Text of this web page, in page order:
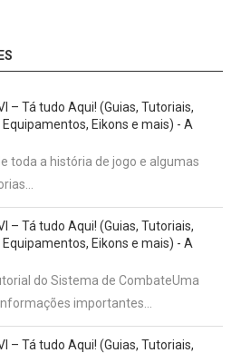
– Tá tudo Aqui! (Guias, Tutoriais,
Equipamentos, Eikons e mais) - A
toda a história de jogo e algumas
– Tá tudo Aqui! (Guias, Tutoriais,
Equipamentos, Eikons e mais) - A
do Sistema de CombateUma
importantes…
– Tá tudo Aqui! (Guias, Tutoriais,